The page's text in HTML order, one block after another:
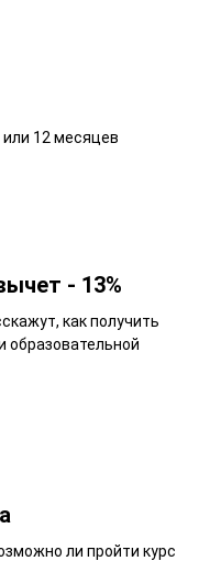
или 12 месяцев
- 13%
как получить
образовательной
ли пройти курс